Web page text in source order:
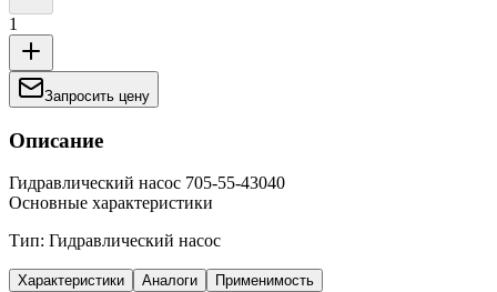
1
Запросить цену
Описание
Гидравлический насос 705-55-43040
Основные характеристики
Тип: Гидравлический насос
Характеристики Аналоги Применимость